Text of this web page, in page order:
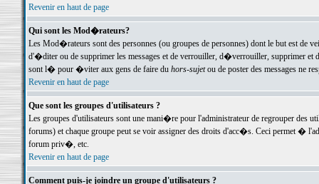
Revenir en haut de page
Qui sont les Mod�rateurs?
Les Mod�rateurs sont des personnes (ou groupes de personnes) dont le but est de
d'�diter ou de supprimer les messages et de verrouiller, d�verrouiller, supprimer
sont l� pour �viter aux gens de faire du hors-sujetou de poster des messages ne
Revenir en haut de page
Que sont les groupes d'utilisateurs ?
Les groupes d'utilisateurs sont une mani�re pour l'administrateur de regrouper des
forums) et chaque groupe peut se voir assigner des droits d'acc�s. Ceci permet
forum priv�, etc.
Revenir en haut de page
Comment puis-je joindre un groupe d'utilisateurs ?